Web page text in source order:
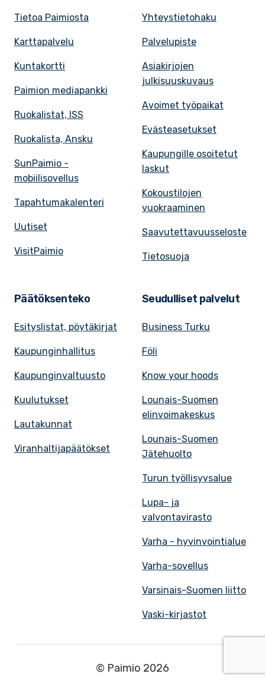
Tietoa Paimiosta
Karttapalvelu
Kuntakortti
Paimion mediapankki
Ruokalistat, ISS
Ruokalista, Ansku
SunPaimio -
mobiilisovellus
Tapahtumakalenteri
Uutiset
VisitPaimio
Yhteystietohaku
Palvelupiste
Asiakirjojen
julkisuuskuvaus
Avoimet työpaikat
Evästeasetukset
Kaupungille osoitetut
laskut
Kokoustilojen
vuokraaminen
Saavutettavuusseloste
Tietosuoja
Päätöksenteko
Esityslistat, pöytäkirjat
Kaupunginhallitus
Kaupunginvaltuusto
Kuulutukset
Lautakunnat
Viranhaltijapäätökset
Seudulliset palvelut
Business Turku
Föli
Know your hoods
Lounais-Suomen
elinvoimakeskus
Lounais-Suomen
Jätehuolto
Turun työllisyysalue
Lupa- ja
valvontavirasto
Varha - hyvinvointialue
Varha-sovellus
Varsinais-Suomen liitto
Vaski-kirjastot
© Paimio 2026